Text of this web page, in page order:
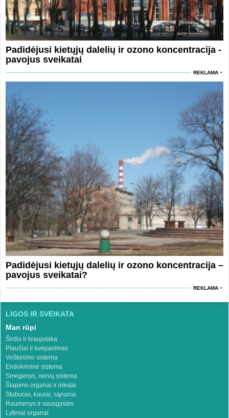
Padidėjusi kietųjų dalelių ir ozono koncentracija -
pavojus sveikatai
REKLAMA
Padidėjusi kietųjų dalelių ir ozono koncentracija –
pavojus sveikatai?
REKLAMA
LIGOS IR SVEIKATA
Man rūpi
Širdis ir kraujotaka
Plaučiai ir kvėpavimas
Virškinimo sistema
Endokrininė sistema
Smegenys, nervų sistema
Šlapimo organai ir inkstai
Stuburas, kaulai, sąnariai
Raumenys ir sausgyslės
Lytiniai organai